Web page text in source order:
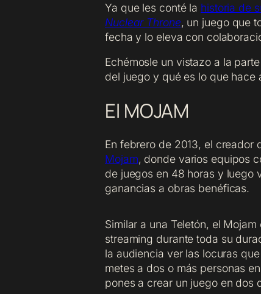
Ya que les conté la historia de
Nuclear Throne, un juego que
fecha y lo eleva con
Echémosle un vistazo a la
del juego y qué es lo que hace
El MOJAM
En febrero de 2013, el creador
Mojam, donde varios equipos
de juegos en 48 horas y luego
ganancias a obras benéficas.
Similar a una Teletón, el
streaming durante toda su
la audiencia ver las locuras
metes a dos o más personas
pones a crear un juego en dos